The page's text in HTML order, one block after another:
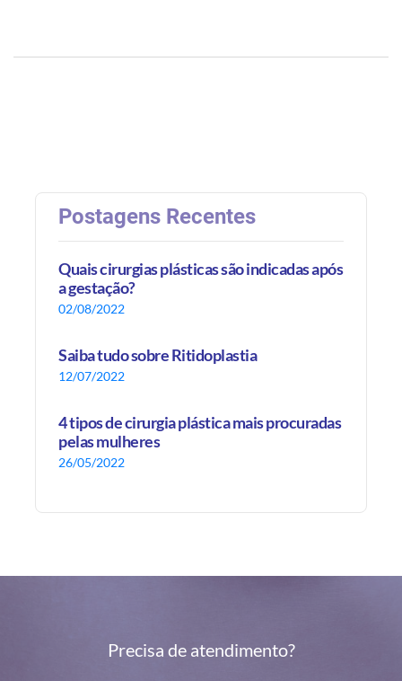
Postagens Recentes
Quais cirurgias plásticas são indicadas após
a gestação?
02/08/2022
Saiba tudo sobre Ritidoplastia
12/07/2022
4 tipos de cirurgia plástica mais procuradas
pelas mulheres
26/05/2022
Precisa de atendimento?